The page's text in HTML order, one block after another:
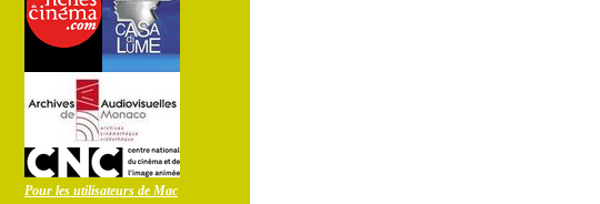
Pour les utilisateurs de Mac